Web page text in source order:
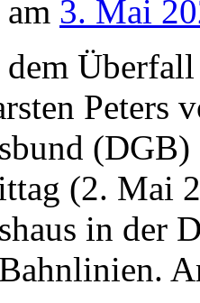
3. Mai
Peters
(2. Mai
in der
Bahnlinien.